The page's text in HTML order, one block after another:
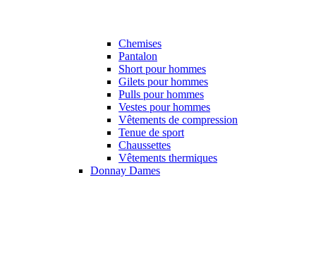
Chemises
Pantalon
Short pour hommes
Gilets pour hommes
Pulls pour hommes
Vestes pour hommes
Vêtements de compression
Tenue de sport
Chaussettes
Vêtements thermiques
Donnay Dames